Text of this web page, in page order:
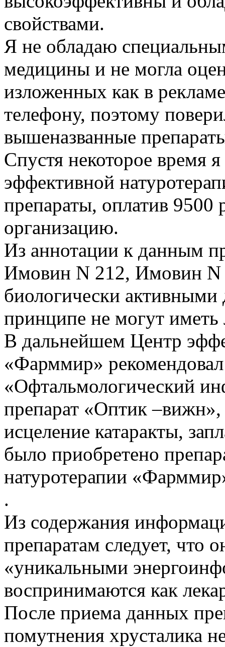
свойствами.
Я не обладаю
медицины и не могла
изложенных как в
телефону, поэтому
вышеназванные
Спустя некоторое время
эффективной
препараты, оплатив 9500
организацию.
Из аннотации к данным
Имовин N 212, Имовин N
биологически
принципе не могут иметь
В дальнейшем Центр
«Фарммир»
«Офтальмологический
препарат «Оптик –вижн»,
исцеление катаракты,
было приобретено
натуротерапии
.
Из содержания
препаратам следует, что
«уникальными
воспринимаются как
После приема данных
помутнения хрусталика